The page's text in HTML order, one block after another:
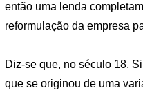
então uma lenda
reformulação da empresa
Diz-se que, no século 18,
que se originou de uma